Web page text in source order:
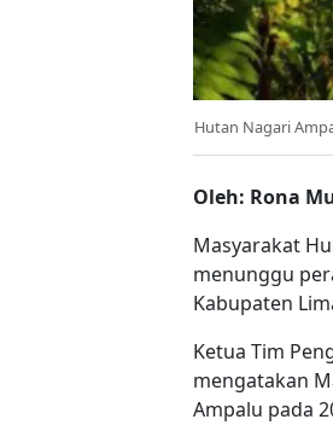
Hutan Nagari
Oleh: Rona
Masyarakat
menunggu
Kabupaten
Ketua Tim
mengatakan
Ampalu pada